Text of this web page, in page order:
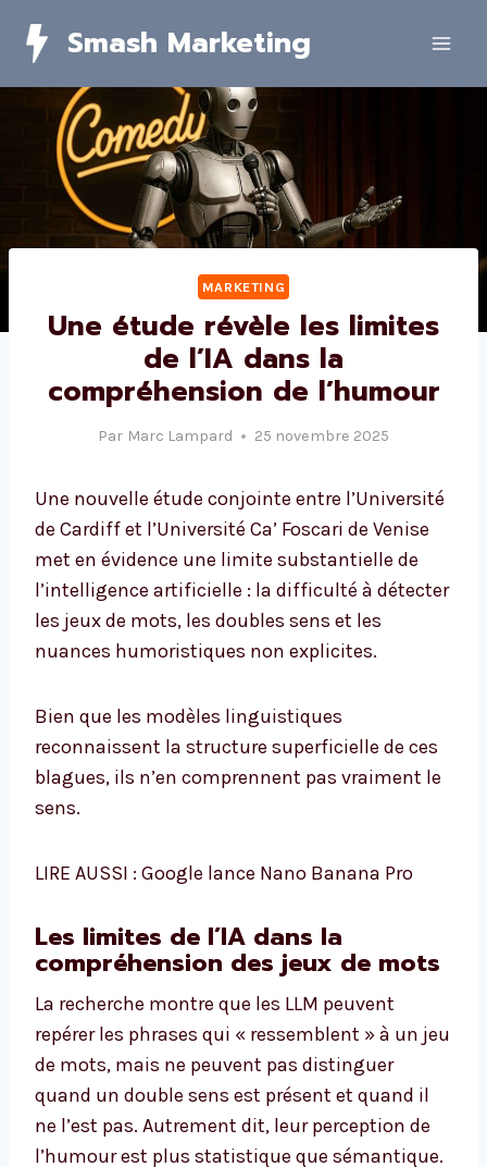
Smash Marketing
MARKETING
Une étude révèle les limites
de l’IA dans la
compréhension de l’humour
Par Marc Lampard 25 novembre 2025
Une nouvelle étude conjointe entre l’Université
de Cardiff et l’Université Ca’ Foscari de Venise
met en évidence une limite substantielle de
l’intelligence artificielle : la difficulté à détecter
les jeux de mots, les doubles sens et les
nuances humoristiques non explicites.
Bien que les modèles linguistiques
reconnaissent la structure superficielle de ces
blagues, ils n’en comprennent pas vraiment le
sens.
LIRE AUSSI : Google lance Nano Banana Pro
Les limites de l’IA dans la
compréhension des jeux de mots
La recherche montre que les LLM peuvent
repérer les phrases qui « ressemblent » à un jeu
de mots, mais ne peuvent pas distinguer
quand un double sens est présent et quand il
ne l’est pas. Autrement dit, leur perception de
l’humour est plus statistique que sémantique.